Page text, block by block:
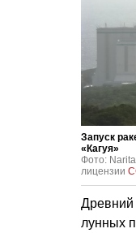
Запуск
«Кагуя»
Фото:
лицензии
Древний
лунных